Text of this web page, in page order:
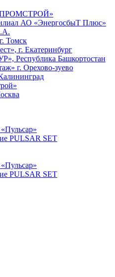
АО «ЭнергосбыТ Плюс»
Томск
г. Екатеринбург
Республика Башкортостан
г. Орехово-зуево
PULSAR SET
PULSAR SET